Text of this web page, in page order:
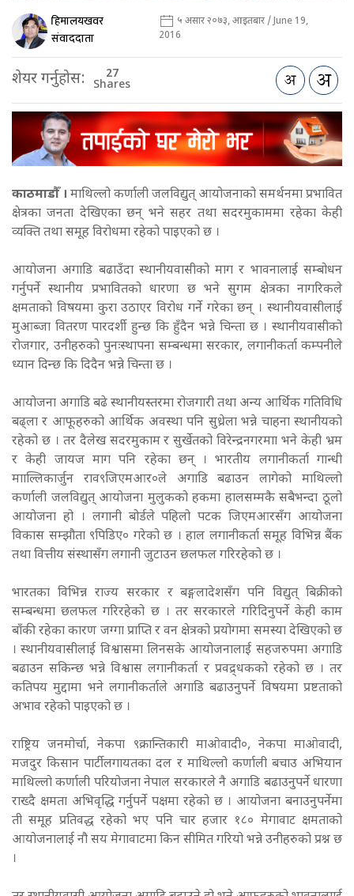
हिमालयखवर
संवाददाता
५ असार २०७३, आइतबार / June 19,
2016
शेयर गर्नुहोस: 27
Shares
काठमाडौँ । माथिल्लो कर्णाली जलविद्युत् आयोजनाको समर्थनमा प्रभावित
क्षेत्रका जनता देखिएका छन् भने सहर तथा सदरमुकाममा रहेका केही
व्यक्ति तथा समूह विरोधमा रहेको पाइएको छ ।
आयोजना अगाडि बढाउँदा स्थानीयवासीको माग र भावनालाई सम्बोधन
गर्नुपर्ने स्थानीय प्रभावितको धारणा छ भने सुगम क्षेत्रका नागरिकले
क्षमताको विषयमा कुरा उठाएर विरोध गर्ने गरेका छन् । स्थानीयवासीलाई
मुआब्जा वितरण पारदर्शी हुन्छ कि हुँदैन भन्ने चिन्ता छ । स्थानीयवासीको
रोजगार, उनीहरुको पुनःस्थापना सम्बन्धमा सरकार, लगानीकर्ता कम्पनीले
ध्यान दिन्छ कि दिदैन भन्ने चिन्ता छ ।
आयोजना अगाडि बढे स्थानीयस्तरमा रोजगारी तथा अन्य आर्थिक गतिविधि
बढ्ला र आफूहरुको आर्थिक अवस्था पनि सुध्रेला भन्ने चाहना स्थानीयको
रहेको छ । तर दैलेख सदरमुकाम र सुर्खेतको विरेन्द्रनगरमाा भने केही भ्रम
र केही जायज माग पनि रहेका छन् । भारतीय लगानीकर्ता गान्धी
मााल्लिकार्जुन राव९जिएमआर०ले अगाडि बढाउन लागेको माथिल्लो
कर्णाली जलविद्युत् आयोजना मुलुकको हकमा हालसम्मकै सबैभन्दा ठूलो
आयोजना हो । लगानी बोर्डले पहिलो पटक जिएमआरसँग आयोजना
विकास सम्झौता ९पिडिए० गरेको छ । हाल लगानीकर्ता समूह विभिन्न बैंक
तथा वित्तीय संस्थासँग लगानी जुटाउन छलफल गरिरहेको छ ।
भारतका विभिन्न राज्य सरकार र बङ्गलादेशसँग पनि विद्युत् बिक्रीको
सम्बन्धमा छलफल गरिरहेको छ । तर सरकारले गरिदिनुपर्ने केही काम
बाँकी रहेका कारण जग्गा प्राप्ति र वन क्षेत्रको प्रयोगमा समस्या देखिएको छ
। स्थानीयवासीलाई विश्वासमा लिनसके आयोजनालाई सहजरुपमा अगाडि
बढाउन सकिन्छ भन्ने विश्वास लगानीकर्ता र प्रवद्र्धकको रहेको छ । तर
कतिपय मुद्दामा भने लगानीकर्ताले अगाडि बढाउनुपर्ने विषयमा प्रष्टताको
अभाव रहेको पाइएको छ ।
राष्ट्रिय जनमोर्चा, नेकपा ९क्रान्तिकारी माओवादी०, नेकपा माओवादी,
मजदुर किसान पार्टीलगायतका दल र माथिल्लो कर्णाली बचाउ अभियान
माथिल्लो कर्णाली परियोजना नेपाल सरकारले नै अगाडि बढाउनुपर्ने धारणा
राख्दै क्षमता अभिवृद्धि गर्नुपर्ने पक्षमा रहेको छ । आयोजना बनाउनुपर्नेमा
ती समूह प्रतिवद्ध रहेको भए पनि चार हजार १८० मेगावाट क्षमताको
आयोजनालाई नौ सय मेगावाटमा किन सीमित गरियो भन्ने उनीहरुको प्रश्न छ
।